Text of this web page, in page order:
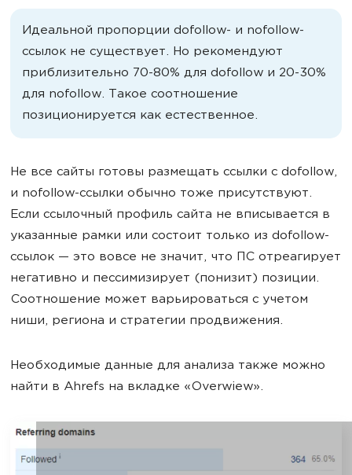
Идеальной пропорции dofollow- и nofollow-
ссылок не существует. Но рекомендуют
приблизительно 70-80% для dofollow и 20-30%
для nofollow. Такое соотношение
позиционируется как естественное.
Не все сайты готовы размещать ссылки с dofollow,
и nofollow-ссылки обычно тоже присутствуют.
Если ссылочный профиль сайта не вписывается в
указанные рамки или состоит только из dofollow-
ссылок — это вовсе не значит, что ПС отреагирует
негативно и пессимизирует (понизит) позиции.
Соотношение может варьироваться с учетом
ниши, региона и стратегии продвижения.
Необходимые данные для анализа также можно
найти в Ahrefs на вкладке «Overwiew».